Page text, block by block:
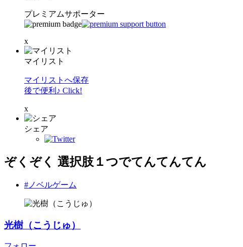
プレミアムサポーター
x
マイリスト
マイリストへ保存
後で便利♪ Click!
x
シェア
ぞくぞく 選択肢１つでてんてんてん
#ノベルゲーム
光樹（こうじゅ）